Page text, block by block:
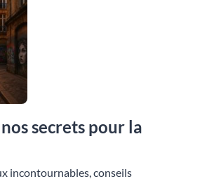
secrets pour la
incontournables, conseils